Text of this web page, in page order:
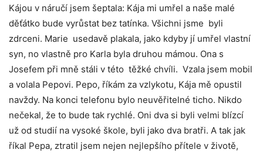
Kájou v náručí jsem šeptala: Kája mi umřel a naše malé
děťátko bude vyrůstat bez tatínka. Všichni jsme byli
zdrceni. Marie usedavě plakala, jako kdyby jí umřel vlastní
syn, no vlastně pro Karla byla druhou mámou. Ona s
Josefem při mně stáli v této těžké chvíli. Vzala jsem mobil
a volala Pepovi. Pepo, říkám za vzlykotu, Kája mě opustil
navždy. Na konci telefonu bylo neuvěřitelné ticho. Nikdo
nečekal, že to bude tak rychlé. Oni dva si byli velmi blízcí
už od studií na vysoké škole, byli jako dva bratři. A tak jak
říkal Pepa, ztratil jsem nejen nejlepšího přítele v životě,